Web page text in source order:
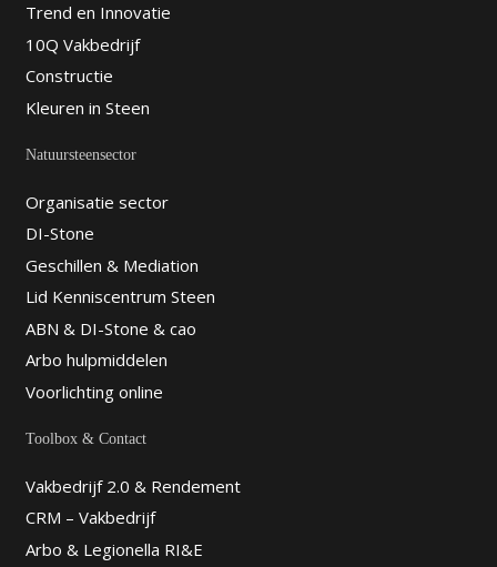
Trend en Innovatie
10Q Vakbedrijf
Constructie
Kleuren in Steen
Natuursteensector
Organisatie sector
DI-Stone
Geschillen & Mediation
Lid Kenniscentrum Steen
ABN & DI-Stone & cao
Arbo hulpmiddelen
Voorlichting online
Toolbox & Contact
Vakbedrijf 2.0 & Rendement
CRM – Vakbedrijf
Arbo & Legionella RI&E